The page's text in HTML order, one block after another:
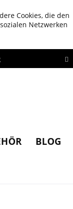
Cookies, die den
Netzwerken
BLOG